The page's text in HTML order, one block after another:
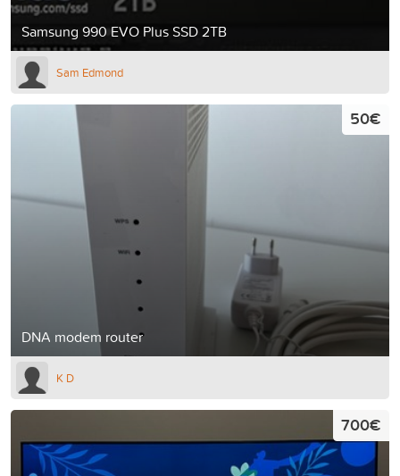
Samsung 990 EVO Plus SSD 2TB
Sam Edmond
DNA modem router
50€
K D
700€